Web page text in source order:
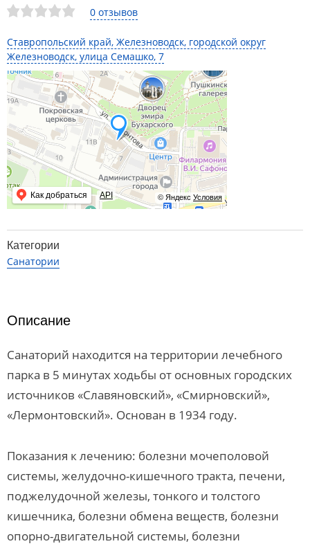
0 отзывов
Ставропольский край, Железноводск, городской округ
Железноводск, улица Семашко, 7
© Яндекс Условия
Как добраться API
Категории
Санатории
Описание
Санаторий находится на территории лечебного
парка в 5 минутах ходьбы от основных городских
источников «Славяновский», «Смирновский»,
«Лермонтовский». Основан в 1934 году.
Показания к лечению: болезни мочеполовой
системы, желудочно-кишечного тракта, печени,
поджелудочной железы, тонкого и толстого
кишечника, болезни обмена веществ, болезни
опорно-двигательной системы, болезни